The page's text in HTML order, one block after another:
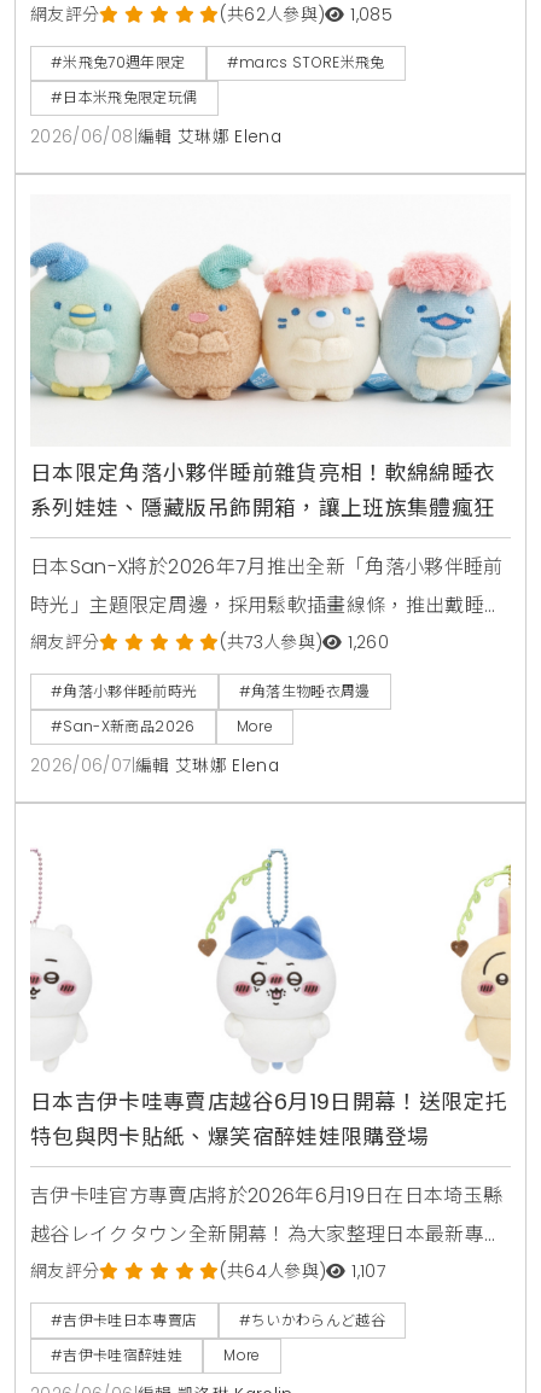
與F販售資訊，還有最高現折20趴的滿額優惠券，去日
本旅遊順便補貨或是跨海網購等現在才能入手的特別好
康。
網友評分 (共62人參與) 1,085
#米飛兔70週年限定
#marcs STORE米飛兔
#日本米飛兔限定玩偶
2026/06/08 編輯 艾琳娜 Elena
日本限定角落小夥伴睡前雜貨亮相！軟綿綿睡衣
系列娃娃、隱藏版吊飾開箱，讓上班族集體瘋狂
日本San-X將於2026年7月推出全新「角落小夥伴睡前
時光」主題限定周邊，採用鬆軟插畫線條，推出戴睡帽
與髮帶的白熊、炸豬排絨毛娃娃。系列商品包含換裝睡
袋、5加1款盲盒壓克力鑰匙圈及附粉圓布偶的透明收納
袋，採數量限定販售。
網友評分 (共73人參與) 1,260
#角落小夥伴睡前時光
#角落生物睡衣周邊
#San-X新商品2026
More
2026/06/07 編輯 艾琳娜 Elena
日本吉伊卡哇專賣店越谷6月19日開幕！送限定托
特包與閃卡貼紙、爆笑宿醉娃娃限購登場
吉伊卡哇官方專賣店將於2026年6月19日在日本埼玉縣
越谷レイクタウン全新開幕！為大家整理日本最新專賣
店的開幕資訊與交通位置。現場準備了滿額贈送的限定
非賣品貼紙、徽章與托特包。還有全新推出的超搞笑宿
醉系列吊飾娃娃、隨機盒玩公仔與寶寶筷架，並提供限
網友評分 (共64人參與) 1,107
#吉伊卡哇日本專賣店
#ちいかわらんど越谷
#吉伊卡哇宿醉娃娃
More